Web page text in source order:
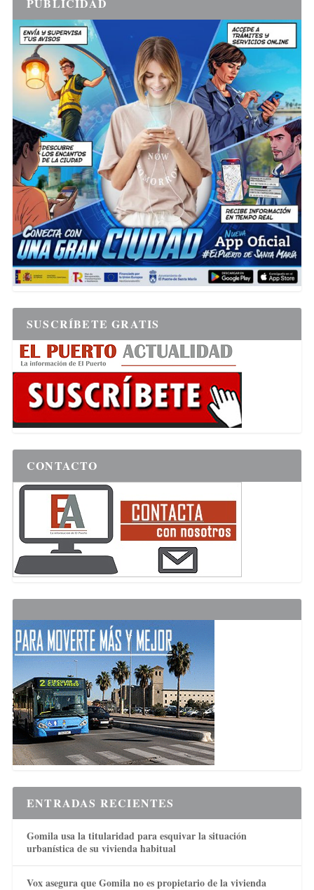
SUSCRÍBETE GRATIS
CONTACTO
ENTRADAS RECIENTES
Gomila usa la titularidad para esquivar la situación
urbanística de su vivienda habitual
Vox asegura que Gomila no es propietario de la vivienda